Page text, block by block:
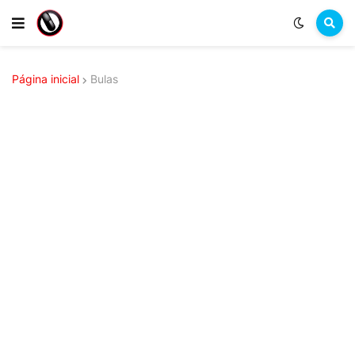
Página inicial Bulas